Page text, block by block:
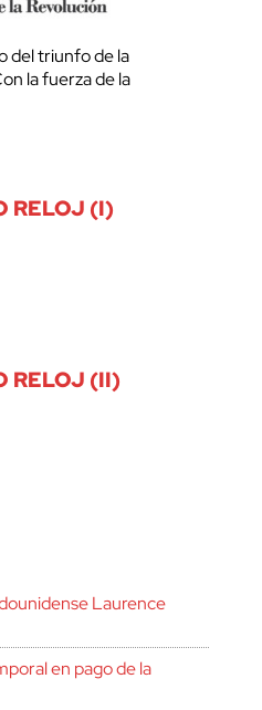
del triunfo de la
la fuerza de la
RELOJ (I)
RELOJ (II)
Laurence
en pago de la